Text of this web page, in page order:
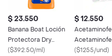
$ 23.550
Banana Boat Loción
Protectora Dry
Balance Sport FPS
($392.50/ml)
$ 12.550
500/65 Mg
($1255/und)